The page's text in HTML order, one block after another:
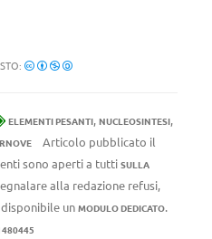
ELEMENTI PESANTI, NUCLEOSINTESI,
Articolo pubblicato il
sono aperti a tutti SULLA
alla redazione refusi,
un MODULO DEDICATO.